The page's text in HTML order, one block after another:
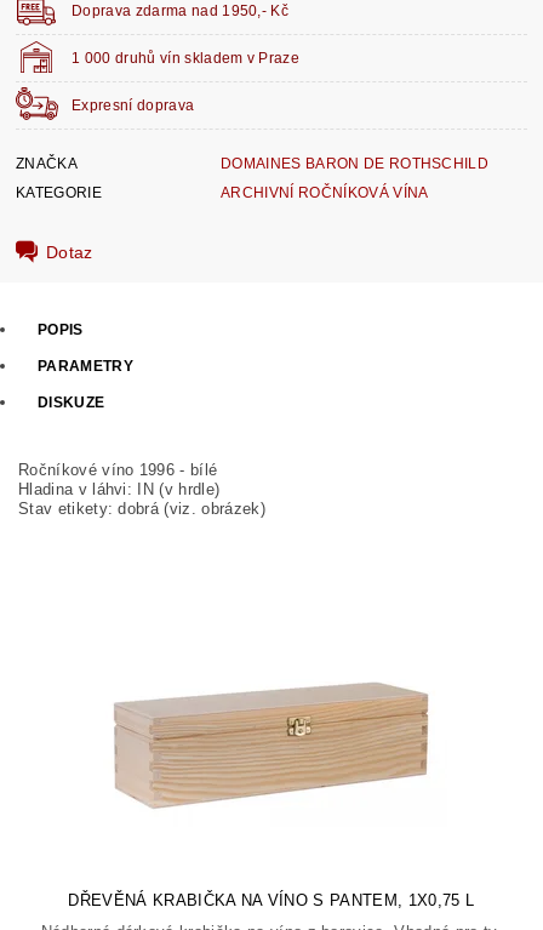
1 000 druhů vín skladem v Praze
Expresní doprava
Doprava zdarma nad 1950,- Kč
ZNAČKA
DOMAINES BARON DE ROTHSCHILD
KATEGORIE
ARCHIVNÍ ROČNÍKOVÁ VÍNA
Dotaz
POPIS
PARAMETRY
DISKUZE
Ročníkové víno 1996 - bílé
Hladina v láhvi: IN (v hrdle)
Stav etikety: dobrá (viz. obrázek)
DŘEVĚNÁ KRABIČKA NA VÍNO S PANTEM, 1X0,75 L